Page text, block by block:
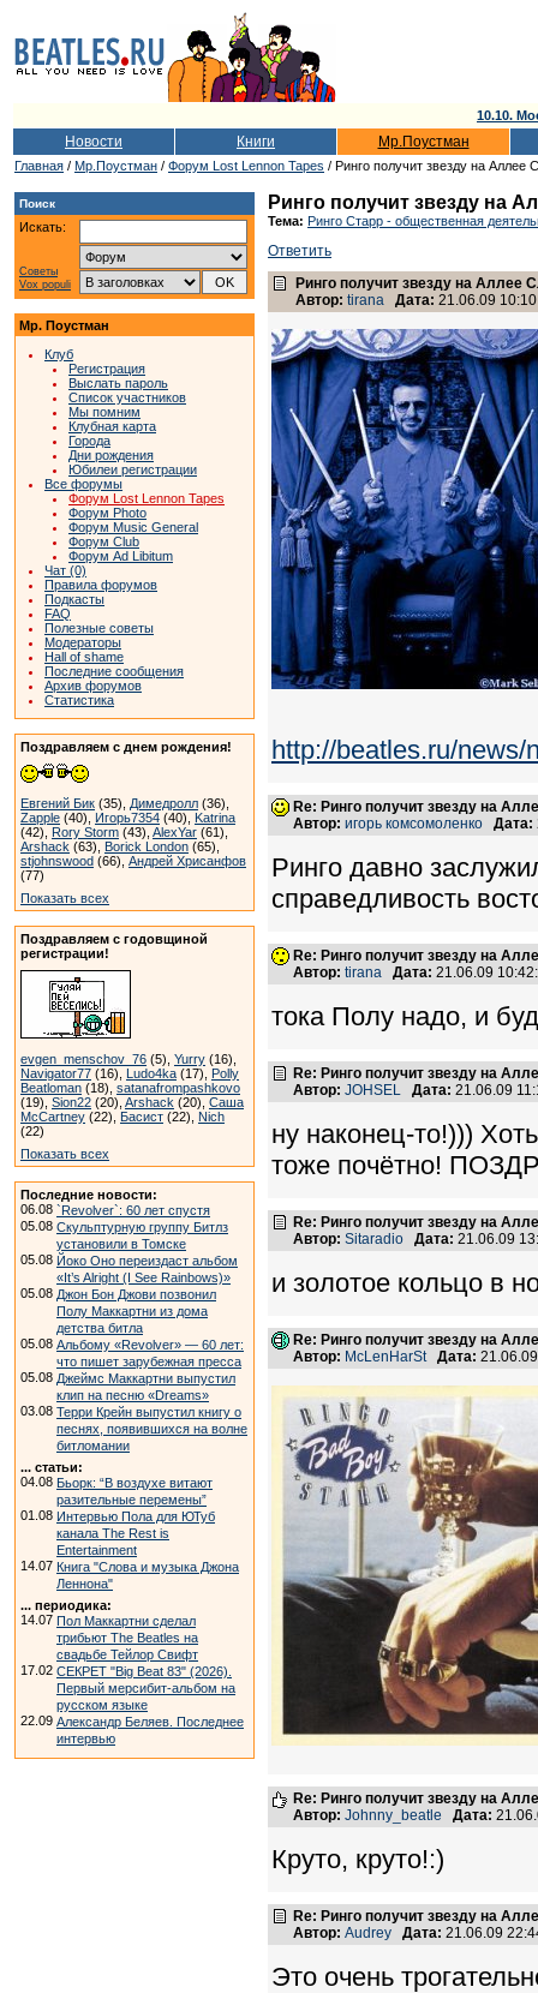
10.10.
Новости Книги Мр.Поустман
Главная / Мр.Поустман / Форум Lost Lennon Tapes / Ринго получит звезду на Аллее
Поиск
Искать:
Советы
Vox populi
Мр. Поустман
Клуб
Регистрация
Выслать пароль
Список участников
Мы помним
Клубная карта
Города
Дни рождения
Юбилеи регистрации
Все форумы
Форум Lost Lennon Tapes
Форум Photo
Форум Music General
Форум Club
Форум Ad Libitum
Чат (0)
Правила форумов
Подкасты
FAQ
Полезные советы
Модераторы
Hall of shame
Последние сообщения
Архив форумов
Статистика
Поздравляем с днем рождения!
Евгений Бик (35), Димедролл (36),
Zapple (40), Игорь7354 (40), Katrina
(42), Rory Storm (43), AlexYar (61),
Arshack (63), Borick London (65),
stjohnswood (66), Андрей Хрисанфов
(77)
Показать всех
Поздравляем с годовщиной
регистрации!
evgen_menschov_76 (5), Yurry (16),
Navigator77 (16), Ludo4ka (17), Polly
Beatloman (18), satanafrompashkovo
(19), Sion22 (20), Arshack (20), Саша
McCartney (22), Басист (22), Nich
(22)
Показать всех
Последние новости:
06.08 `Revolver`: 60 лет спустя
05.08 Скульптурную группу Битлз
установили в Томске
05.08 Йоко Оно переиздаст альбом
«It’s Alright (I See Rainbows)»
05.08 Джон Бон Джови позвонил
Полу Маккартни из дома
детства битла
05.08 Альбому «Revolver» — 60 лет:
что пишет зарубежная пресса
05.08 Джеймс Маккартни выпустил
клип на песню «Dreams»
03.08 Терри Крейн выпустил книгу о
песнях, появившихся на волне
битломании
... статьи:
04.08 Бьорк: “В воздухе витают
разительные перемены”
01.08 Интервью Пола для ЮТуб
канала The Rest is
Entertainment
14.07 Книга "Слова и музыка Джона
Леннона"
... периодика:
14.07 Пол Маккартни сделал
трибьют The Beatles на
свадьбе Тейлор Свифт
17.02 СЕКРЕТ "Big Beat 83" (2026).
Первый мерсибит-альбом на
русском языке
22.09 Александр Беляев. Последнее
интервью
Ринго получит звезду на
Тема: Ринго Старр - общественная
Ответить
Ринго получит звезду на Аллее
Автор: tirana Дата: 21.06.09
http://beatles.ru/
Re: Ринго получит звезду на
Автор: игорь комсомоленко Дата:
Ринго давно
справедливость
Re: Ринго получит звезду на
Автор: tirana Дата: 21.06.09
тока Полу надо, и
Re: Ринго получит звезду на
Автор: JOHSEL Дата: 21.06.09
ну наконец-то!)))
тоже почётно!
Re: Ринго получит звезду на
Автор: Sitaradio Дата: 21.06.09
и золотое кольцо в
Re: Ринго получит звезду на
Автор: McLenHarSt Дата:
Re: Ринго получит звезду на
Автор: Johnny_beatle Дата:
Круто, круто!:)
Re: Ринго получит звезду на
Автор: Audrey Дата: 21.06.09
Это очень